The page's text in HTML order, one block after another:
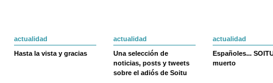
actualidad
Hasta la vista y gracias
actualidad
Una selección de
noticias, posts y tweets
sobre el adiós de Soitu
actualidad
Españoles...
muerto